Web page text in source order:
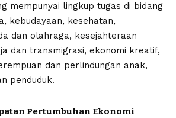
mempunyai lingkup tugas di bidang
kebudayaan, kesehatan,
dan olahraga, kesejahteraan
dan transmigrasi, ekonomi kreatif,
dan perlindungan anak,
penduduk.
Pertumbuhan Ekonomi